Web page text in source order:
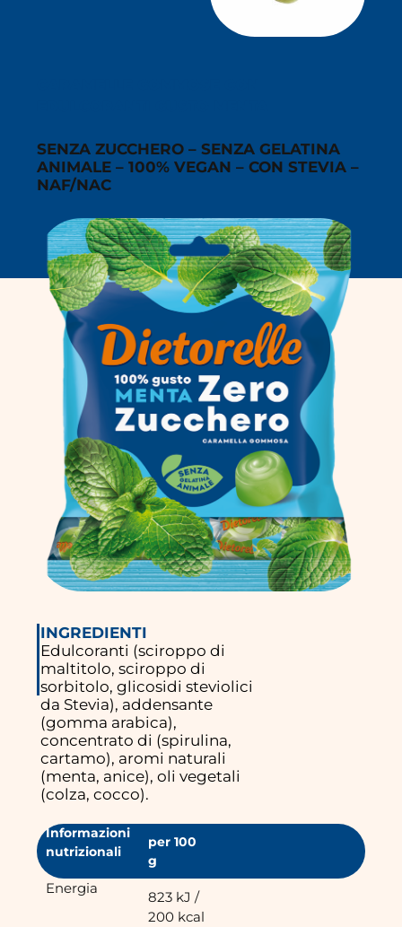
SENZA ZUCCHERO – SENZA GELATINA
ANIMALE – 100% VEGAN – CON STEVIA –
NAF/NAC
INGREDIENTI
Edulcoranti (sciroppo di
maltitolo, sciroppo di
sorbitolo, glicosidi steviolici
da Stevia), addensante
(gomma arabica),
concentrato di (spirulina,
cartamo), aromi naturali
(menta, anice), oli vegetali
(colza, cocco).
Informazioni
nutrizionali
per 100
g
Energia
823 kJ /
200 kcal